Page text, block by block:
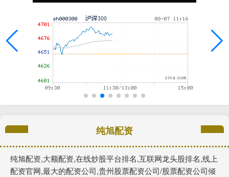
纯旭配资
纯旭配资,大额配资,在线炒股平台排名,互联网龙头股排名,线上
配资官网,最大的配资公司,贵州股票配资公司/股票配资公司倾